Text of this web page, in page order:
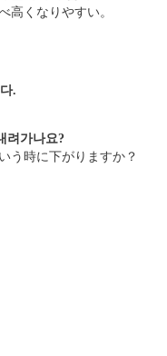
高くなりやすい。
.
려가나요?
う時に下がりますか？